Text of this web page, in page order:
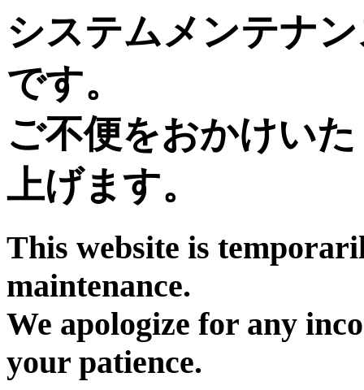
システムメンテナ
です。
ご不便をおかけい
上げます。
This website is
maintenance.
We apologize for any
your patience.